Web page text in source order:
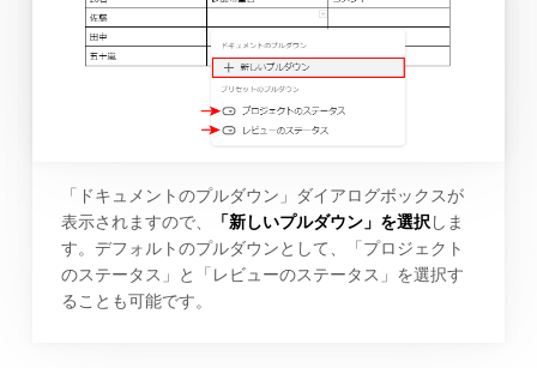
「ドキュメントのプルダウン」ダイアログボックスが
表示されますので、
「新しいプルダウン」を選択しま
す。デフォルトのプルダウンとして、「プロジェクト
のステータス」と「レビューのステータス」を選択す
ることも可能です。